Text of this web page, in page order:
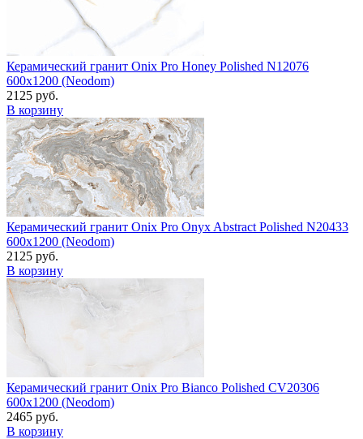
Керамический гранит Onix Pro Honey Polished N12076
600x1200 (Neodom)
2125 руб.
В корзину
Керамический гранит Onix Pro Onyx Abstract Polished N20433
600x1200 (Neodom)
2125 руб.
В корзину
Керамический гранит Onix Pro Bianco Polished CV20306
600x1200 (Neodom)
2465 руб.
В корзину